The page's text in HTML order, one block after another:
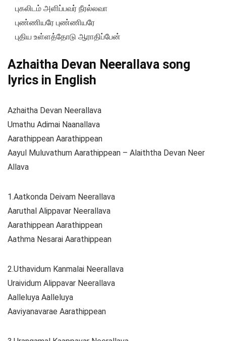
புகலிடம் அளிப்பவர் நீரல்லவா
புண்ணியரே புண்ணியரே
புதிய உள்ளத்தோடு ஆராதிப்பேன்
Azhaitha Devan Neerallava song
lyrics in English
Azhaitha Devan Neerallava
Umathu Adimai Naanallava
Aarathippean Aarathippean
Aayul Muluvathum Aarathippean – Alaiththa Devan Neer
Allava
1.Aatkonda Deivam Neerallava
Aaruthal Alippavar Neerallava
Aarathippean Aarathippean
Aathma Nesarai Aarathippean
2.Uthavidum Kanmalai Neerallava
Uraividum Alippavar Neerallava
Aalleluya Aalleluya
Aaviyanavarae Aarathippean